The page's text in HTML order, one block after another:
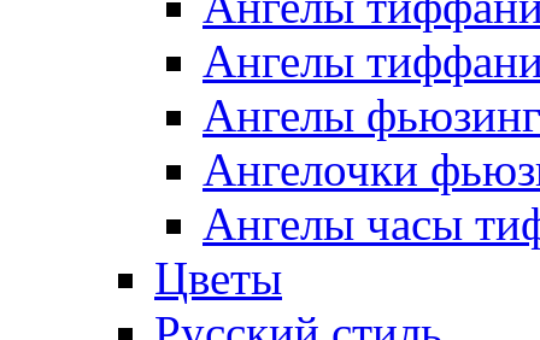
Ангелы
Ангелы фьюзинг
Ангелочки
Ангелы часы
Цветы